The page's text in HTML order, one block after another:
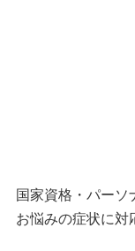
国家資格・パーソ
お悩みの症状に対